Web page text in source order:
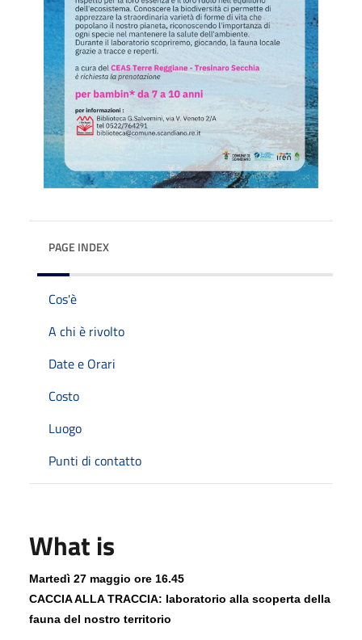
PAGE INDEX
Cos'è
A chi è rivolto
Date e Orari
Costo
Luogo
Punti di contatto
What is
Martedì 27 maggio ore 16.45
CACCIA ALLA TRACCIA: laboratorio alla scoperta della
fauna del nostro territorio